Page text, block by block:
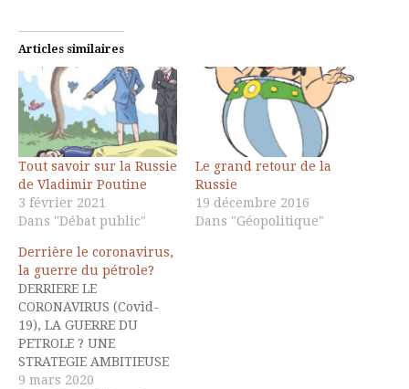
Articles similaires
Tout savoir sur la Russie
de Vladimir Poutine
3 février 2021
Dans "Débat public"
Le grand retour de la
Russie
19 décembre 2016
Dans "Géopolitique"
Derrière le coronavirus,
la guerre du pétrole?
DERRIERE LE
CORONAVIRUS (Covid-
19), LA GUERRE DU
PETROLE ? UNE
STRATEGIE AMBITIEUSE
DE LA PART DE LA
9 mars 2020